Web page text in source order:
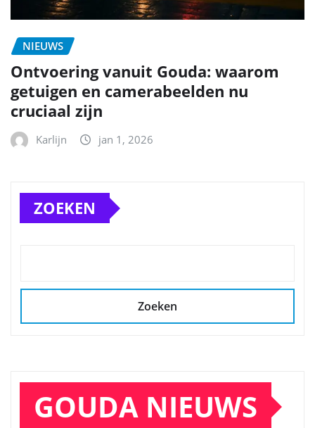
NIEUWS
Ontvoering vanuit Gouda: waarom
getuigen en camerabeelden nu
cruciaal zijn
Karlijn jan 1, 2026
ZOEKEN
Zoeken
GOUDA NIEUWS